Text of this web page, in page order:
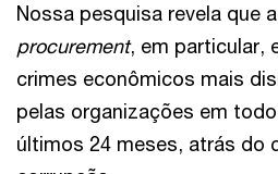
Nossa pesquisa revela que
procurement, em particular,
crimes econômicos mais
pelas organizações em
últimos 24 meses, atrás do